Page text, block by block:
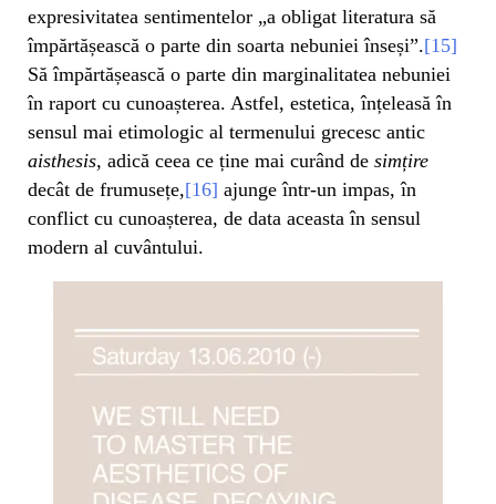
expresivitatea sentimentelor „a obligat literatura să
împărtășească o parte din soarta nebuniei înseși”.[15]
Să împărtășească o parte din marginalitatea nebuniei
în raport cu cunoașterea. Astfel, estetica, înțeleasă în
sensul mai etimologic al termenului grecesc antic
aisthesis, adică ceea ce ține mai curând de simțire
decât de frumusețe,[16] ajunge într-un impas, în
conflict cu cunoașterea, de data aceasta în sensul
modern al cuvântului.